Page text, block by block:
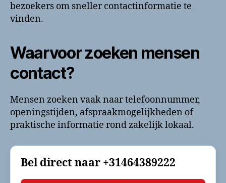
bezoekers om sneller contactinformatie te
vinden.
Waarvoor zoeken mensen
contact?
Mensen zoeken vaak naar telefoonnummer,
openingstijden, afspraakmogelijkheden of
praktische informatie rond zakelijk lokaal.
Bel direct naar +31464389222